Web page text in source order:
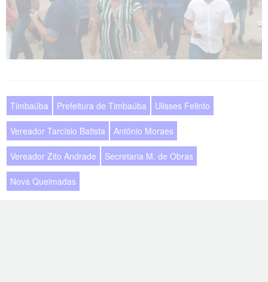
Timbaúba Prefeitura de Timbaúba Ulisses Felinto
Vereador Tarcísio Batista Antônio Moraes
Vereador Zito Andrade Secretaria M. de Obras
Nova Queimadas